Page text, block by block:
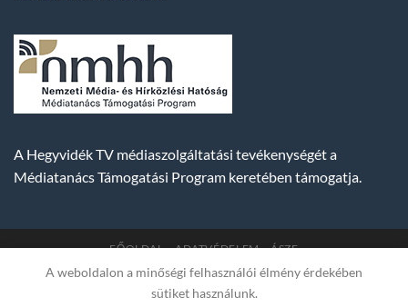
A Hegyvidék TV médiaszolgáltatási tevékenységét a
Médiatanács Támogatási Program keretében támogatja.
FŐOLDAL ADATVÉDELEM ÁSZF
Copyright 2007-2026 © BUDA TV | Hegyvidék Média
Műsorszolgáltató Kft. | Budapest, Hungary, XII. Hajnóczy József
A weboldalon a minőségi felhasználói élmény érdekében
sütiket használunk.